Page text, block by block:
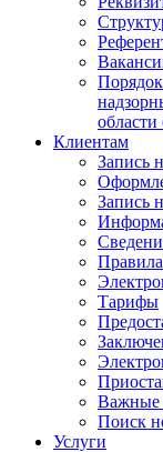
области
Клиентам
Запись
Запись
Тарифы
Важные
Поиск
Услуги